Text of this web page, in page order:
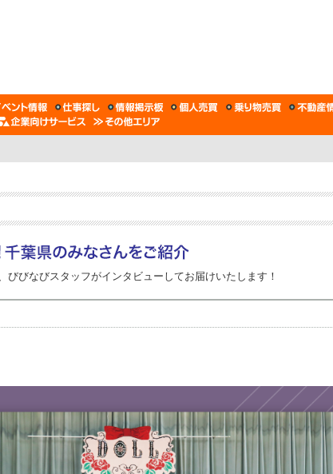
びなびスタッフがインタビューしてお届けいたします！